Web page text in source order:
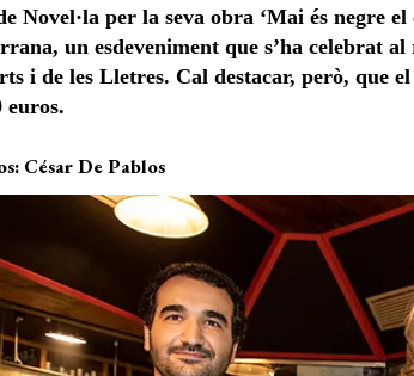
Novel·la per la seva obra ‘Mai és negre
un esdeveniment que s’ha celebrat
i de les Lletres. Cal destacar, però,
euros.
César De Pablos